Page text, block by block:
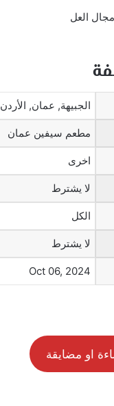
العل
الجبيهة, عمان, الأردن
مطعم سيفين عمان
اخرى
لا يشترط
الكل
لا يشترط
Oct 06, 2024
او مضايقة